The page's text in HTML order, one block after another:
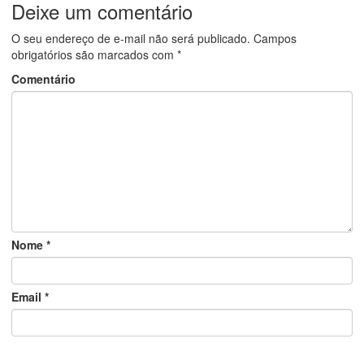
Deixe um comentário
O seu endereço de e-mail não será publicado. Campos
obrigatórios são marcados com *
Comentário
Nome *
Email *